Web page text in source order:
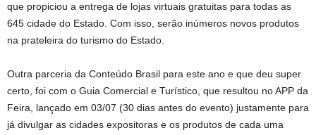
que propiciou a entrega de lojas virtuais gratuitas para todas as
645 cidade do Estado. Com isso, serão inúmeros novos produtos
na prateleira do turismo do Estado.
Outra parceria da Conteúdo Brasil para este ano e que deu super
certo, foi com o Guia Comercial e Turístico, que resultou no APP da
Feira, lançado em 03/07 (30 dias antes do evento) justamente para
já divulgar as cidades expositoras e os produtos de cada uma